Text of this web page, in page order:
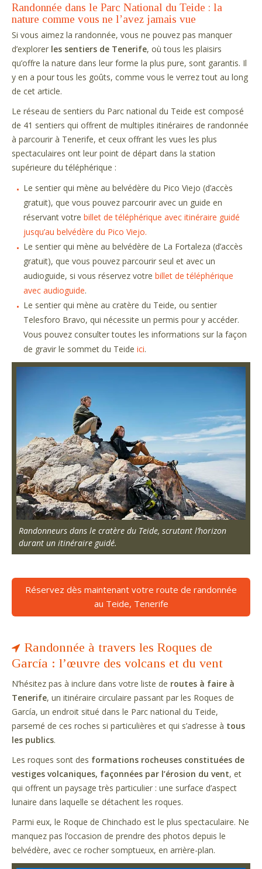
Randonnée dans le Parc National du Teide : la
nature comme vous ne l’avez jamais vue
Si vous aimez la randonnée, vous ne pouvez pas manquer
d’explorer les sentiers de Tenerife, où tous les plaisirs
qu’offre la nature dans leur forme la plus pure, sont garantis. Il
y en a pour tous les goûts, comme vous le verrez tout au long
de cet article.
Le réseau de sentiers du Parc national du Teide est composé
de 41 sentiers qui offrent de multiples itinéraires de randonnée
à parcourir à Tenerife, et ceux offrant les vues les plus
spectaculaires ont leur point de départ dans la station
supérieure du téléphérique :
Le sentier qui mène au belvédère du Pico Viejo (d’accès
gratuit), que vous pouvez parcourir avec un guide en
réservant votre billet de téléphérique avec itinéraire guidé
jusqu’au belvédère du Pico Viejo.
Le sentier qui mène au belvédère de La Fortaleza (d’accès
gratuit), que vous pouvez parcourir seul et avec un
audioguide, si vous réservez votre billet de téléphérique
avec audioguide.
Le sentier qui mène au cratère du Teide, ou sentier
Telesforo Bravo, qui nécessite un permis pour y accéder.
Vous pouvez consulter toutes les informations sur la façon
de gravir le sommet du Teide ici.
Randonneurs dans le cratère du Teide, scrutant l’horizon
durant un itinéraire guidé.
Réservez dès maintenant votre route de randonnée
au Teide, Tenerife
Randonnée à travers les Roques de
García : l’œuvre des volcans et du vent
N’hésitez pas à inclure dans votre liste de routes à faire à
Tenerife, un itinéraire circulaire passant par les Roques de
García, un endroit situé dans le Parc national du Teide,
parsemé de ces roches si particulières et qui s’adresse à tous
les publics.
Les roques sont des formations rocheuses constituées de
vestiges volcaniques, façonnées par l’érosion du vent, et
qui offrent un paysage très particulier : une surface d’aspect
lunaire dans laquelle se détachent les roques.
Parmi eux, le Roque de Chinchado est le plus spectaculaire. Ne
manquez pas l’occasion de prendre des photos depuis le
belvédère, avec ce rocher somptueux, en arrière-plan.